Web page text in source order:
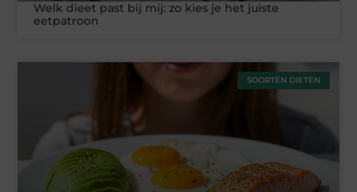
Welk dieet past bij mij: zo kies je het juiste
eetpatroon
SOORTEN DIETEN